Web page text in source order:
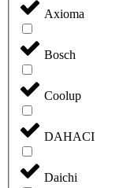
Axioma
Bosch
Coolup
DAHACI
Daichi